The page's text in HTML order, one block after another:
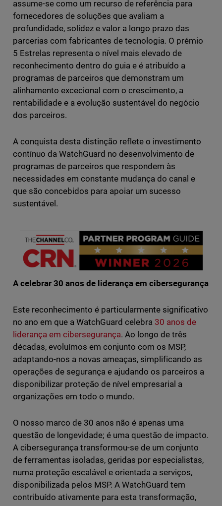
assume-se como um recurso de referência para
fornecedores de soluções que avaliam a
profundidade, solidez e valor a longo prazo das
parcerias com fabricantes de tecnologia. O prémio
5 Estrelas representa o nível mais elevado de
reconhecimento dentro do guia e é atribuído a
programas de parceiros que demonstram um
alinhamento excecional com o crescimento, a
rentabilidade e a evolução sustentável do negócio
dos parceiros.
A conquista desta distinção reflete o investimento
contínuo da WatchGuard no desenvolvimento de
programas de parceiros que respondem às
necessidades em constante mudança do canal e
que são concebidos para apoiar um sucesso
sustentável.
A celebrar 30 anos de liderança em cibersegurança
Este reconhecimento é particularmente significativo
no ano em que a WatchGuard celebra 30 anos de
liderança em cibersegurança. Ao longo de três
décadas, evoluímos em conjunto com os MSP,
adaptando-nos a novas ameaças, simplificando as
operações de segurança e ajudando os parceiros a
disponibilizar proteção de nível empresarial a
organizações em todo o mundo.
O nosso marco de 30 anos não é apenas uma
questão de longevidade; é uma questão de impacto.
A cibersegurança transformou-se de um conjunto
de ferramentas isoladas, geridas por especialistas,
numa proteção escalável e orientada a serviços,
disponibilizada pelos MSP. A WatchGuard tem
contribuído ativamente para esta transformação,